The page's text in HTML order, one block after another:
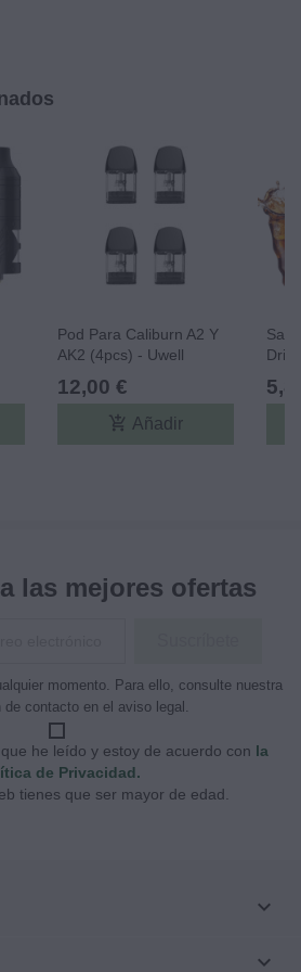
Pod Para Caliburn A2 Y
AK2 (4pcs) - Uwell
12,00 €
add_shopping_cart Añadir
las mejores ofertas
momento. Para ello, consulte nuestra
de contacto en el aviso legal.
he leído y estoy de acuerdo con la
de Privacidad.
tienes que ser mayor de edad.

